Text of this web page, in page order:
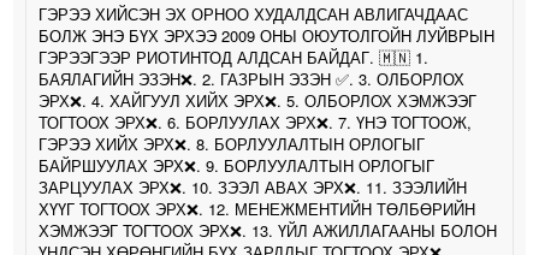
ГЭРЭЭ ХИЙСЭН ЭХ ОРНОО ХУДАЛДСАН АВЛИГАЧДААС
БОЛЖ ЭНЭ БҮХ ЭРХЭЭ 2009 ОНЫ ОЮУТОЛГОЙН ЛУЙВРЫН
ГЭРЭЭГЭЭР РИОТИНТОД АЛДСАН БАЙДАГ. 🇲🇳 1.
БАЯЛАГИЙН ЭЗЭН❌️. 2. ГАЗРЫН ЭЗЭН ✅️. 3. ОЛБОРЛОХ
ЭРХ❌️. 4. ХАЙГУУЛ ХИЙХ ЭРХ❌️. 5. ОЛБОРЛОХ ХЭМЖЭЭГ
ТОГТООХ ЭРХ❌️. 6. БОРЛУУЛАХ ЭРХ❌️. 7. ҮНЭ ТОГТООЖ,
ГЭРЭЭ ХИЙХ ЭРХ❌️. 8. БОРЛУУЛАЛТЫН ОРЛОГЫГ
БАЙРШУУЛАХ ЭРХ❌️. 9. БОРЛУУЛАЛТЫН ОРЛОГЫГ
ЗАРЦУУЛАХ ЭРХ❌️. 10. ЗЭЭЛ АВАХ ЭРХ❌️. 11. ЗЭЭЛИЙН
ХҮҮГ ТОГТООХ ЭРХ❌️. 12. МЕНЕЖМЕНТИЙН ТӨЛБӨРИЙН
ХЭМЖЭЭГ ТОГТООХ ЭРХ❌️. 13. ҮЙЛ АЖИЛЛАГААНЫ БОЛОН